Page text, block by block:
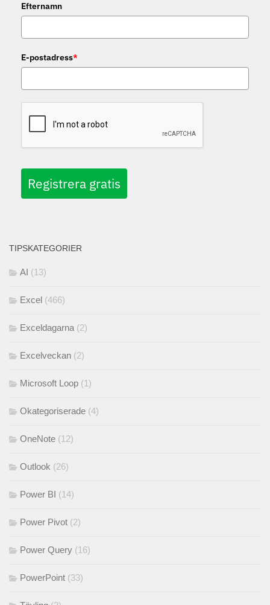
Efternamn
E-postadress*
Registrera gratis
TIPSKATEGORIER
AI (13)
Excel (466)
Exceldagarna (2)
Excelveckan (2)
Microsoft Loop (1)
Okategoriserade (4)
OneNote (12)
Outlook (26)
Power BI (14)
Power Pivot (2)
Power Query (16)
PowerPoint (33)